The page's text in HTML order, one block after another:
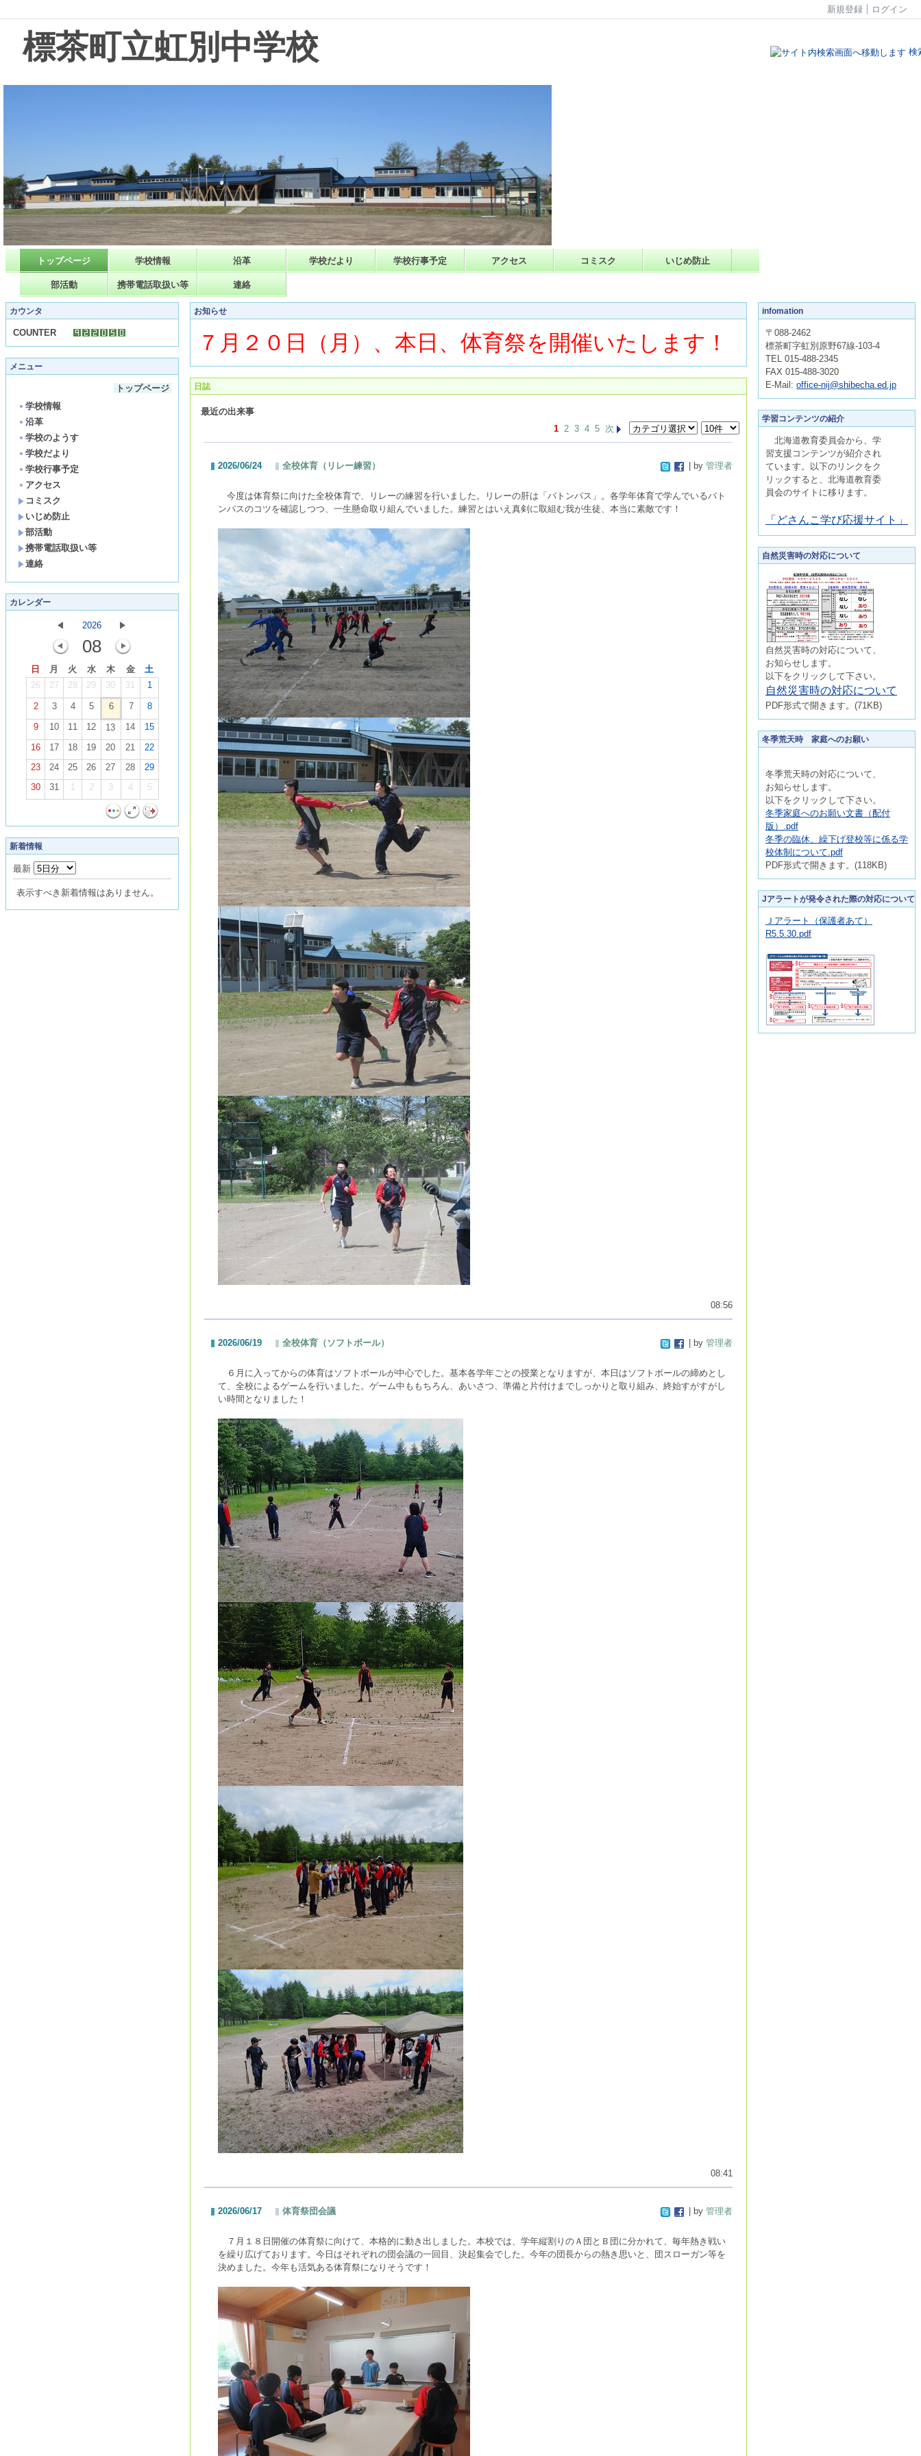
新規登録 ログイン
標茶町立虹別中学校
トップページ 学校情報 沿革 学校だより 学校行事予定 アクセス コミスク いじめ防止
部活動 携帯電話取扱い等 連絡
検
カウンタ
COUNTER
メニュー
トップページ
学校情報
沿革
学校のようす
学校だより
学校行事予定
アクセス
コミスク
いじめ防止
部活動
携帯電話取扱い等
連絡
カレンダー
2026
08
日 月 火 水 木 金
土
26
27 28 29 30 31 1
2 3 4 5 6 7
8
9
10 11 12 13 14
15
16
17 18 19 20 21
22
23
24 25 26 27 28
29
30
31 1 2 3 4 5
新着情報
最新
表示すべき新着情報はありません。
お知らせ
７月２０日（月）、本日、体育祭を開催いたします！
日誌
最近の出来事
1 2 3 4 5 次
2026/06/24 全校体育（リレー練習） | by 管理者
今度は体育祭に向けた全校体育で、リレーの練習を行いました。リレーの肝は「バトンパス」。各学年体育で学んでいるバト
ンパスのコツを確認しつつ、一生懸命取り組んでいました。練習とはいえ真剣に取組む我が生徒、本当に素敵です！
08:56
2026/06/19 全校体育（ソフトボール） | by 管理者
６月に入ってからの体育はソフトボールが中心でした。基本各学年ごとの授業となりますが、本日はソフトボールの締めとし
て、全校によるゲームを行いました。ゲーム中ももちろん、あいさつ、準備と片付けまでしっかりと取り組み、終始すがすがし
い時間となりました！
08:41
2026/06/17 体育祭団会議 | by 管理者
７月１８日開催の体育祭に向けて、本格的に動き出しました。本校では、学年縦割りのＡ団とＢ団に分かれて、毎年熱き戦い
を繰り広げております。今日はそれぞれの団会議の一回目、決起集会でした。今年の団長からの熱き思いと、団スローガン等を
決めました。今年も活気ある体育祭になりそうです！
infomation
〒088-2462
標茶町字虹別原野67線-103-4
TEL 015-488-2345
FAX 015-488-3020
E-Mail: office-nij@shibecha.ed.jp
学習コンテンツの紹介
北海道教育委員会から、学
習支援コンテンツが紹介され
ています。以下のリンクをク
リックすると、北海道教育委
員会のサイトに移ります。
「どさんこ学び応援サイト」
自然災害時の対応について
自然災害時の対応について、
お知らせします。
以下をクリックして下さい。
自然災害時の対応について
PDF形式で開きます。(71KB)
冬季荒天時 家庭へのお願い
冬季荒天時の対応について、
お知らせします。
以下をクリックして下さい。
冬季家庭へのお願い文書（配付
版）.pdf
冬季の臨休、繰下げ登校等に係る学
校体制について.pdf
PDF形式で開きます。(118KB)
Jアラートが発令された際の対応について
Ｊアラート（保護者あて）
R5.5.30.pdf